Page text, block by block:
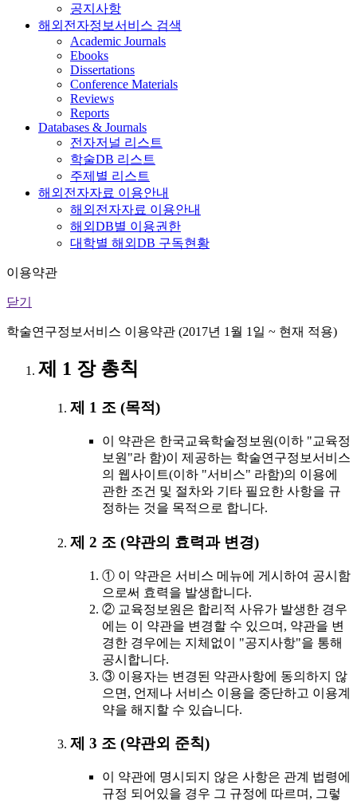
공지사항
해외전자정보서비스 검색
Academic Journals
Ebooks
Dissertations
Conference Materials
Reviews
Reports
Databases & Journals
전자저널 리스트
학술DB 리스트
주제별 리스트
해외전자자료 이용안내
해외전자자료 이용안내
해외DB별 이용권한
대학별 해외DB 구독현황
이용약관
닫기
학술연구정보서비스 이용약관 (2017년 1월 1일 ~ 현재 적용)
제 1 장 총칙
제 1 조 (목적)
이 약관은 한국교육학술정보원(이하 "교육정
보원"라 함)이 제공하는 학술연구정보서비스
의 웹사이트(이하 "서비스" 라함)의 이용에
관한 조건 및 절차와 기타 필요한 사항을 규
정하는 것을 목적으로 합니다.
제 2 조 (약관의 효력과 변경)
① 이 약관은 서비스 메뉴에 게시하여 공시함
으로써 효력을 발생합니다.
② 교육정보원은 합리적 사유가 발생한 경우
에는 이 약관을 변경할 수 있으며, 약관을 변
경한 경우에는 지체없이 "공지사항"을 통해
공시합니다.
③ 이용자는 변경된 약관사항에 동의하지 않
으면, 언제나 서비스 이용을 중단하고 이용계
약을 해지할 수 있습니다.
제 3 조 (약관외 준칙)
이 약관에 명시되지 않은 사항은 관계 법령에
규정 되어있을 경우 그 규정에 따르며, 그렇